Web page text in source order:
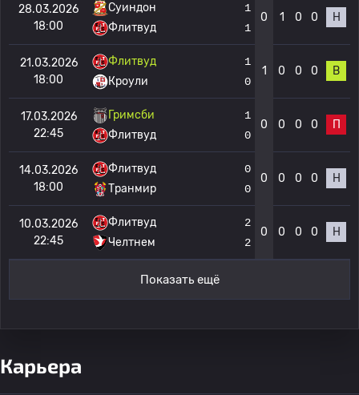
28.03.2026
18:00
Суиндон
Флитвуд
1
1
0 1 0 0 Н
21.03.2026
18:00
Флитвуд
Кроули
1
0
1 0 0 0 В
17.03.2026
22:45
Гримсби
Флитвуд
1
0
0 0 0 0 П
14.03.2026
18:00
Флитвуд
Транмир
0
0
0 0 0 0 Н
10.03.2026
22:45
Флитвуд
Челтнем
2
2
0 0 0 0 Н
Показать ещё
Карьера